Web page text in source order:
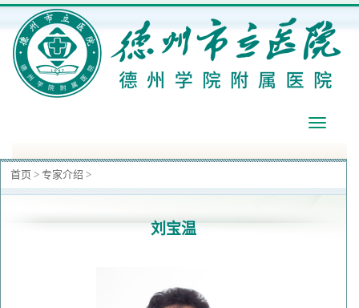
导
首页 > 专家介绍 >
刘宝温